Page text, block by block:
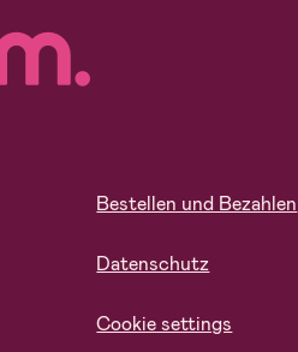
Bestellen und Bezahlen
Datenschutz
Cookie settings